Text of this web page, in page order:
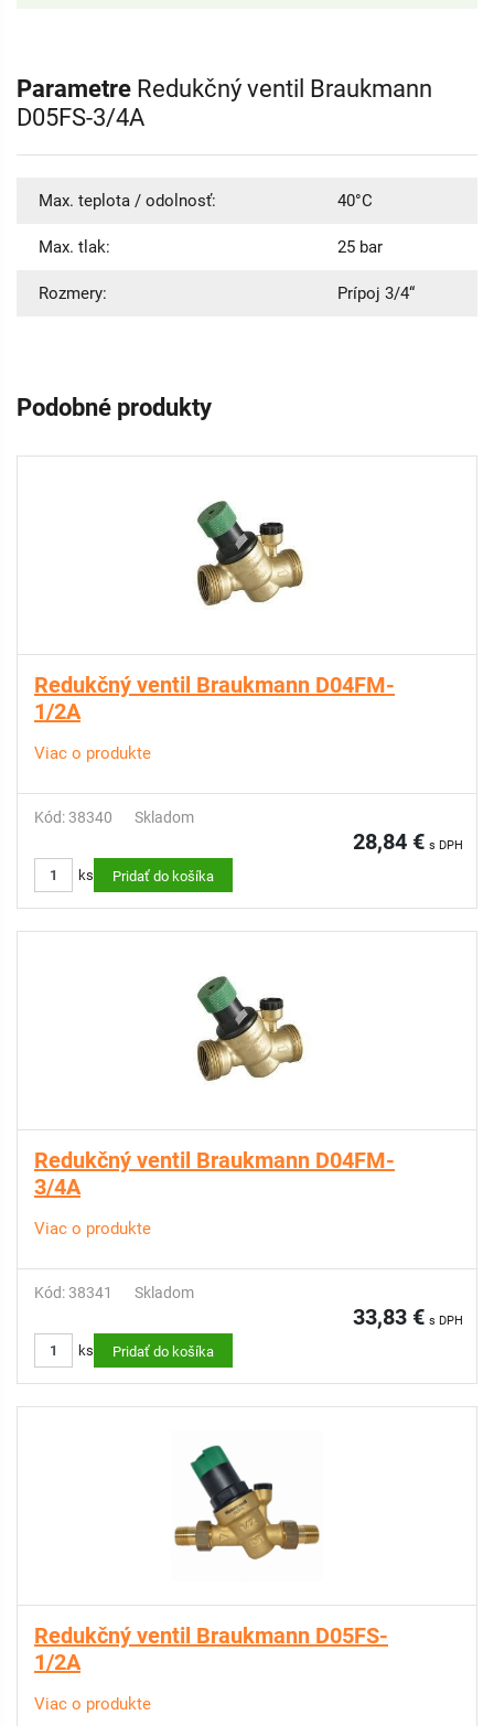
Parametre Redukčný ventil Braukmann
D05FS-3/4A
Max. teplota / odolnosť: 40°C
Max. tlak: 25 bar
Rozmery: Prípoj 3/4“
Podobné produkty
Redukčný ventil Braukmann D04FM-
1/2A
Viac o produkte
Kód: 38340 Skladom
28,84 € s DPH
ks Pridať do košíka
Redukčný ventil Braukmann D04FM-
3/4A
Viac o produkte
Kód: 38341 Skladom
33,83 € s DPH
ks Pridať do košíka
Redukčný ventil Braukmann D05FS-
1/2A
Viac o produkte